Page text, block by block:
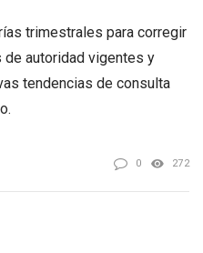
trimestrales para corregir
de autoridad vigentes y
tendencias de consulta
.
0 272